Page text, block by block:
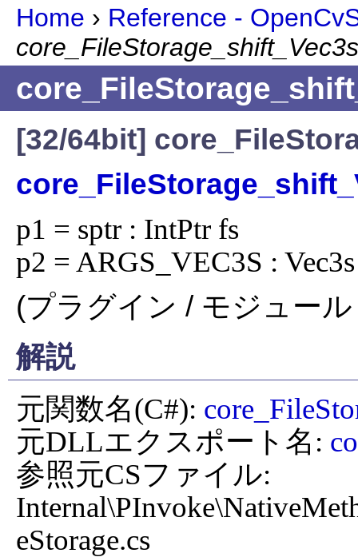
Home › Reference -
core_FileStorage_shift_Vec3s
[32/64bit]
p1 = sptr : IntPtr fs
p2 = ARGS_VEC3S :
(プラグイン / モジュー
解説
元関数名(C#):
元DLLエクスポート名:
参照元CSファイル:
eStorage.cs